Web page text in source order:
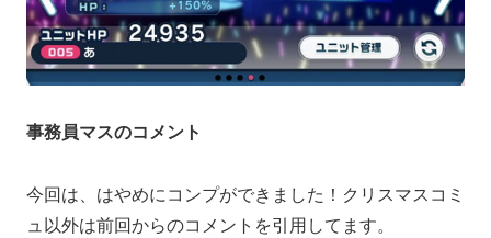
事務員マスのコメント
今回は、はやめにコンプができました！クリスマスコミ
ュ以外は前回からのコメントを引用してます。